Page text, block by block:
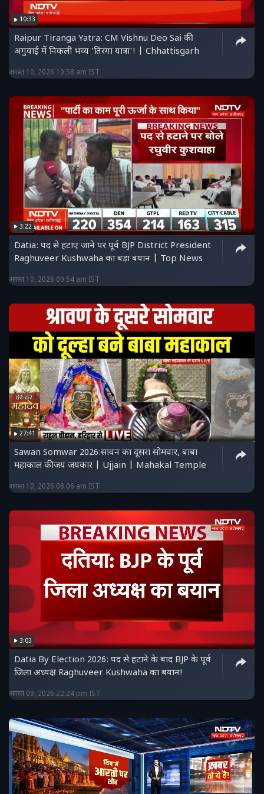
10:33
Raipur Tiranga Yatra: CM Vishnu Deo Sai की
अगुवाई में निकली भव्य 'तिरंगा यात्रा'! | Chhattisgarh
अगस्त 10, 2026 10:58 am IST
3:22
Datia: पद से हटाए जाने पर पूर्व BJP District President
Raghuveer Kushwaha का बड़ा बयान | Top News
अगस्त 10, 2026 09:54 am IST
27:41
Sawan Somwar 2026:सावन का दूसरा सोमवार, बाबा
महाकाल की जय जयकार | Ujjain | Mahakal Temple
अगस्त 10, 2026 08:06 am IST
3:03
Datia By Election 2026: पद से हटाने के बाद BJP के पूर्व
जिला अध्यक्ष Raghuveer Kushwaha का बयान!
अगस्त 09, 2026 22:24 pm IST